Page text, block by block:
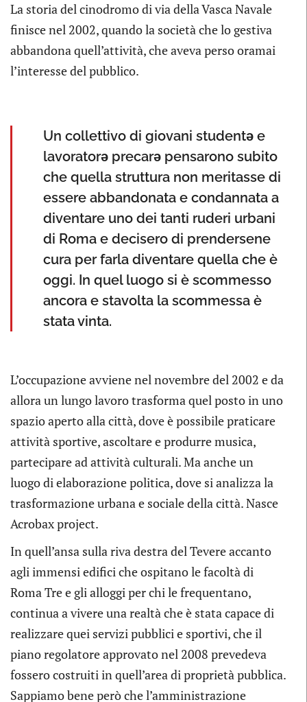
La storia del cinodromo di via della Vasca Navale
finisce nel 2002, quando la società che lo gestiva
abbandona quell’attività, che aveva perso oramai
l’interesse del pubblico.
Un collettivo di giovani studentə e
lavoratorə precarə pensarono subito
che quella struttura non meritasse di
essere abbandonata e condannata a
diventare uno dei tanti ruderi urbani
di Roma e decisero di prendersene
cura per farla diventare quella che è
oggi. In quel luogo si è scommesso
ancora e stavolta la scommessa è
stata vinta.
L’occupazione avviene nel novembre del 2002 e da
allora un lungo lavoro trasforma quel posto in uno
spazio aperto alla città, dove è possibile praticare
attività sportive, ascoltare e produrre musica,
partecipare ad attività culturali. Ma anche un
luogo di elaborazione politica, dove si analizza la
trasformazione urbana e sociale della città. Nasce
Acrobax project.
In quell’ansa sulla riva destra del Tevere accanto
agli immensi edifici che ospitano le facoltà di
Roma Tre e gli alloggi per chi le frequentano,
continua a vivere una realtà che è stata capace di
realizzare quei servizi pubblici e sportivi, che il
piano regolatore approvato nel 2008 prevedeva
fossero costruiti in quell’area di proprietà pubblica.
Sappiamo bene però che l’amministrazione